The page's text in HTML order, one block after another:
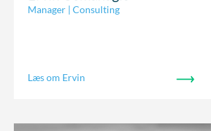
Manager | Consulting
Læs om Ervin